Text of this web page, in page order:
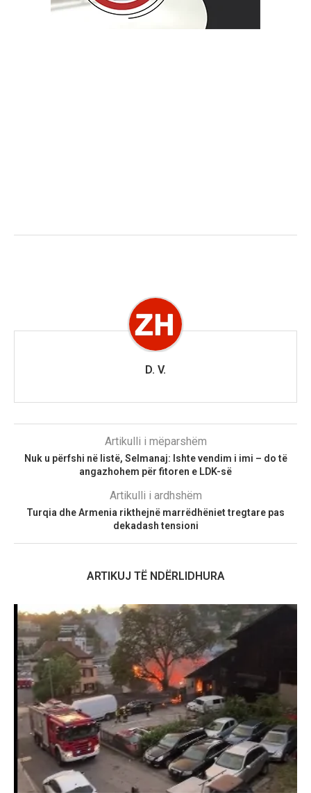
D. V.
Artikulli i mëparshëm
Nuk u përfshi në listë, Selmanaj: Ishte vendim i imi – do të
angazhohem për fitoren e LDK-së
Artikulli i ardhshëm
Turqia dhe Armenia rikthejnë marrëdhëniet tregtare pas
dekadash tensioni
ARTIKUJ TË NDËRLIDHURA